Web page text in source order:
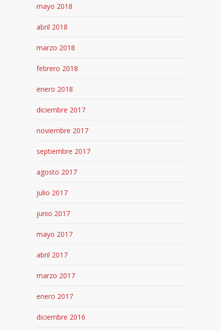
mayo 2018
abril 2018
marzo 2018
febrero 2018
enero 2018
diciembre 2017
noviembre 2017
septiembre 2017
agosto 2017
julio 2017
junio 2017
mayo 2017
abril 2017
marzo 2017
enero 2017
diciembre 2016